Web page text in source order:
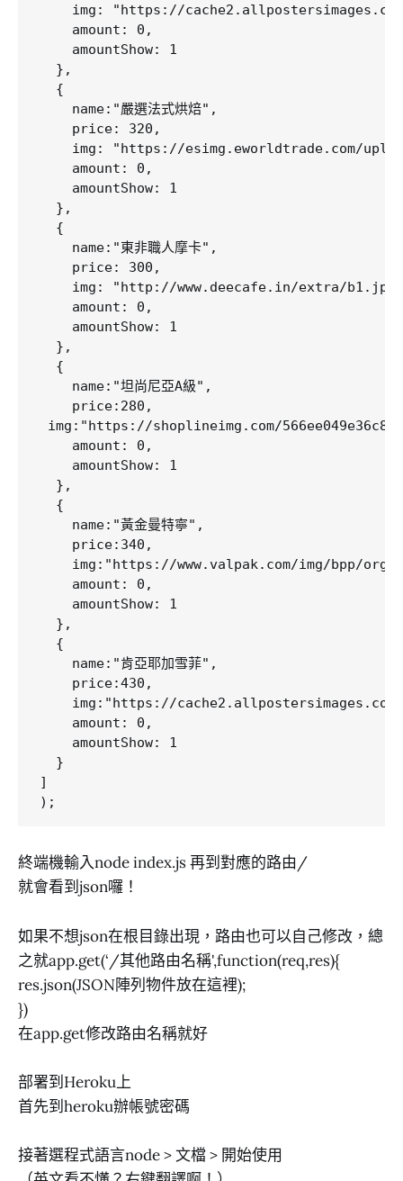
img: "https://
    amount: 0,
    amountShow: 1
  },
  {
    name:"嚴選法式烘焙",
    price: 320,
img: "https://esimg.eworldtrade.com/
    amount: 0,
    amountShow: 1
  },
  {
    name:"東非職人摩卡",
    price: 300,
img: "http://www.deecafe.in/extra/
    amount: 0,
    amountShow: 1
  },
  {
    name:"坦尚尼亞A級",
    price:280,
img:"https://shoplineimg.com/
    amount: 0,
    amountShow: 1
  },
  {
    name:"黃金曼特寧",
    price:340,
img:"https://www.valpak.com/img/bpp/
    amount: 0,
    amountShow: 1
  },
  {
    name:"肯亞耶加雪菲",
    price:430,
img:"https://
    amount: 0,
    amountShow: 1
  }
]
終端機輸入node index.js 再到對應的路由/
就會看到json囉！
如果不想json在根目錄出現，路由也可以自己修改，總
之就app.get(‘/其他路由名稱',function(req,res){
res.json(JSON陣列物件放在這裡);
})
在app.get修改路由名稱就好
部署到Heroku上
首先到heroku辦帳號密碼
接著選程式語言node > 文檔 > 開始使用